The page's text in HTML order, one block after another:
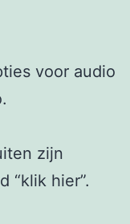
voor audio
zijn
“klik hier”.